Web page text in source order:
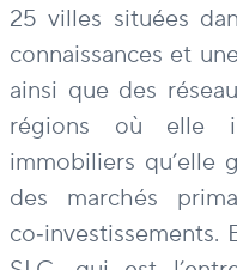
25 villes situées
connaissances et
ainsi que des
régions où elle
immobiliers qu’elle
des marchés